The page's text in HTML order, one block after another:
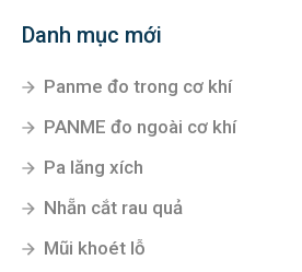
Danh mục mới
Panme đo trong cơ khí
PANME đo ngoài cơ khí
Pa lăng xích
Nhẵn cắt rau quả
Mũi khoét lỗ